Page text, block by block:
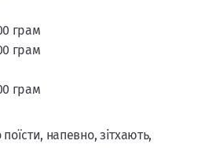
грам
грам
грам
напевно, зітхають,